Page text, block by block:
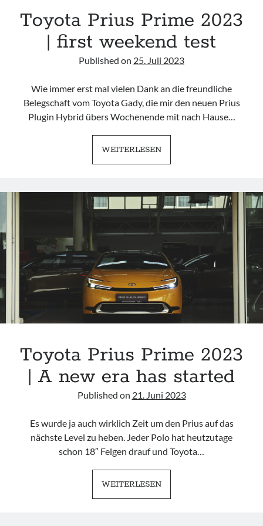
TuningSzeneGraz
Imprint
Toyota Prius Prime 2023
| first weekend test
Published on 25. Juli 2023
Wie immer erst mal vielen Dank an die freundliche
Belegschaft vom Toyota Gady, die mir den neuen Prius
Plugin Hybrid übers Wochenende mit nach Hause…
WEITERLESENTOYOTA
PRIUS
2023
WEEKEND
TEST
Toyota Prius Prime 2023
| A new era has started
Published on 21. Juni 2023
Es wurde ja auch wirklich Zeit um den Prius auf das
nächste Level zu heben. Jeder Polo hat heutzutage
schon 18″ Felgen drauf und Toyota…
WEITERLESENTOYOTA
PRIUS